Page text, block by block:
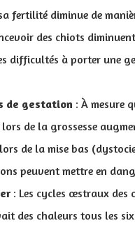
fertilité diminue de
des chiots
difficultés à porter une
de gestation : À mesure
de la grossesse
de la mise bas
peuvent mettre en
: Les cycles œstraux des
des chaleurs tous les